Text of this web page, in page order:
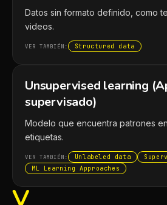
Datos sin formato definido, como
videos.
VER TAMBIÉN: Structured data
Unsupervised learning
supervisado)
Modelo que encuentra patrones
etiquetas.
VER TAMBIÉN: Unlabeled data
ML Learning Approaches